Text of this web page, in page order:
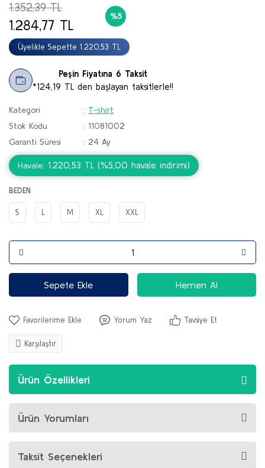
1.352,39 TL
1.284,77 TL
Üyelikle Sepette 1.220,53 TL
%5
Peşin Fiyatına 6 Taksit
*124,19 TL den başlayan taksitlerle!!
Kategori
T-shirt
Stok Kodu
11081002
Garanti Süresi
24 Ay
Havale 1.220,53 TL (%5,00 havale indirimi)
BEDEN
S L M XL XXL
Sepete Ekle Hemen Al
Yorum Yaz Tavsiye Et
Karşılaştır
Ürün Özellikleri
Ürün Yorumları
Taksit Seçenekleri